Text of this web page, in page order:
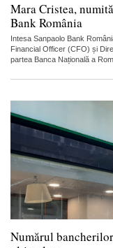
Mara Cristea,
Bank România
Intesa Sanpaolo Bank
Financial Officer (CFO) și
partea Banca Națională a
Numărul